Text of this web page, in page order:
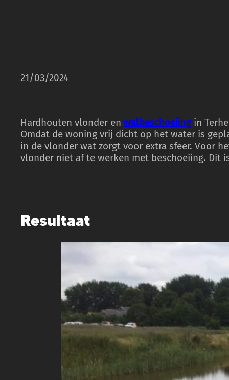
21/03/2024
Hardhouten vlonder en walbeschoeiingin
Omdat de woning vrij dicht op het water is
in de vlonder wat zorgt voor extra sfeer. Voor
vlonder niet af te werken met beschoeiing. Dit
Resultaat